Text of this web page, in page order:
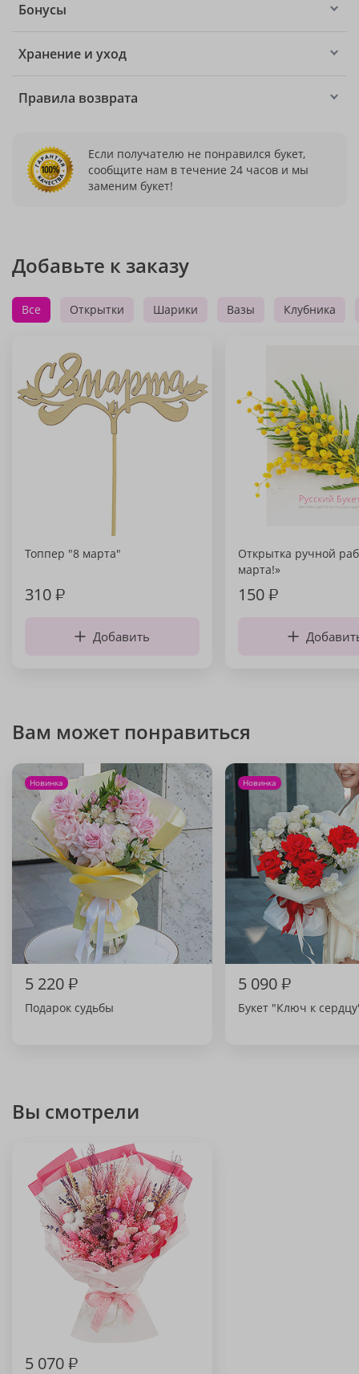
Бонусы
Хранение и уход
Правила возврата
Если получателю не понравился букет,
сообщите нам в течение 24 часов и мы
заменим букет!
Добавьте к заказу
Все Открытки Шарики Вазы Клубника
Топпер "8 марта"
310₽
Добавить
Открытка ручной
марта!»
150₽
Вам может понравиться
Новинка
5 220₽
Подарок судьбы
Новинка
5 090₽
Букет "Ключ к
Вы смотрели
5 070₽